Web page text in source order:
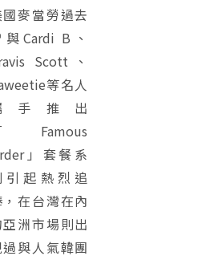
國麥當勞過去
與Cardi B、
Scott、
等名人
手推出
Famous
」套餐系
引起熱烈追
，在台灣在內
亞洲市場則出
過與人氣韓團